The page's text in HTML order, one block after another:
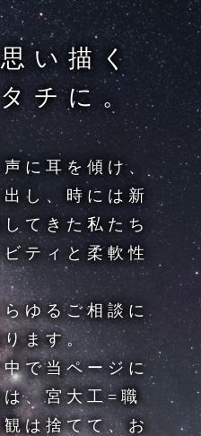
い描く
チに。
に耳を傾け、
し、 時には新
てきた私たち
ティと柔軟性
ゆるご相談に
ます。
で当ページに
は、宮大工=職
は捨てて、 お